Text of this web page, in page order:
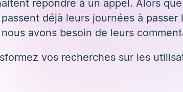
répondre à un appel. Alors
déjà leurs journées à
avons besoin de leurs
vos recherches sur les